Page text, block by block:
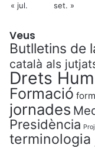
« jul.
set. »
Veus
Butlletins de
català als
Drets
Formació
jornades
Presidència
terminologia